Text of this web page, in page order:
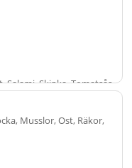
Salami, Skinka, Tomatsås,
Musslor, Ost, Räkor,